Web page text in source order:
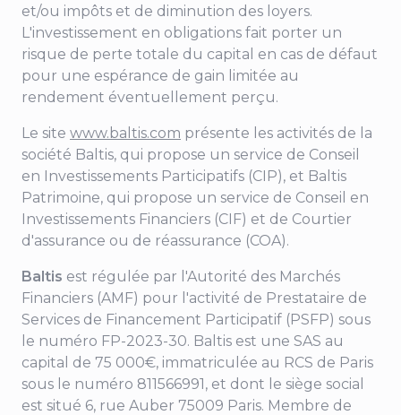
et/ou impôts et de diminution des loyers.
L'investissement en obligations fait porter un
risque de perte totale du capital en cas de défaut
pour une espérance de gain limitée au
rendement éventuellement perçu.
Le site www.baltis.com présente les activités de la
société Baltis, qui propose un service de Conseil
en Investissements Participatifs (CIP), et Baltis
Patrimoine, qui propose un service de Conseil en
Investissements Financiers (CIF) et de Courtier
d'assurance ou de réassurance (COA).
Baltis est régulée par l'Autorité des Marchés
Financiers (AMF) pour l'activité de Prestataire de
Services de Financement Participatif (PSFP) sous
le numéro FP-2023-30. Baltis est une SAS au
capital de 75 000€, immatriculée au RCS de Paris
sous le numéro 811566991, et dont le siège social
est situé 6, rue Auber 75009 Paris. Membre de